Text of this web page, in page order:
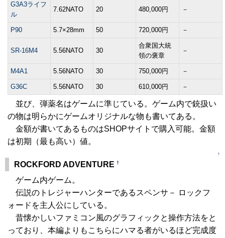
G3A3ライフ
ル
7.62NATO 20 480,000円 －
P90 5.7×28mm 50 720,000円 －
SR-16M4 5.56NATO 30
合衆国大統
領の褒章
－
M4A1 5.56NATO 30 750,000円 －
G36C 5.56NATO 30 610,000円 －
並び、弾薬名はゲームに準じている。ゲーム内で銃扱い
の物は明らかにゲームオリジナルな物も書いてある。
金額が書いてあるものはSHOPサイトで購入可能。金額
は初期（最も高い）値。
↑
ROCKFORD ADVENTURE †
ゲーム内ゲーム。
伝説のトレジャーハンターであるスペンサ－ ロックフ
ォードを主人公にしている。
昔懐かしいファミコン風のグラフィックと操作方法をと
っており、本編よりもこちらにハマる者がいるほど完成度